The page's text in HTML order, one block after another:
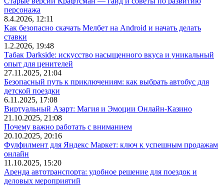
персонажа
8.4.2026, 12:11
Как безопасно скачать Мелбет на Android и начать делать
ставки
1.2.2026, 19:48
Табак Darkside: искусство насыщенного вкуса и уникальный
опыт для ценителей
27.11.2025, 21:04
Безопасный путь к приключениям: как выбрать автобус для
детской поездки
6.11.2025, 17:08
Виртуальный Азарт: Магия и Эмоции Онлайн-Казино
21.10.2025, 21:08
Почему важно работать с вниманием
20.10.2025, 20:16
Фулфилмент для Яндекс Маркет: ключ к успешным продажам
онлайн
11.10.2025, 15:20
Аренда автотранспорта: удобное решение для поездок и
деловых мероприятий